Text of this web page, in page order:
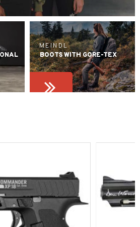
MEINDL
BOOTS WITH GORE-TEX